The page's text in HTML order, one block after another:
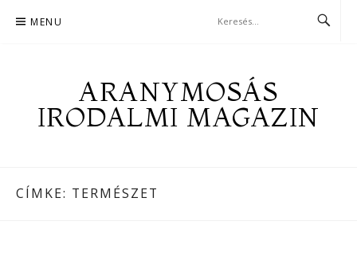
MENU
ARANYMOSÁS
IRODALMI MAGAZIN
CÍMKE: TERMÉSZET